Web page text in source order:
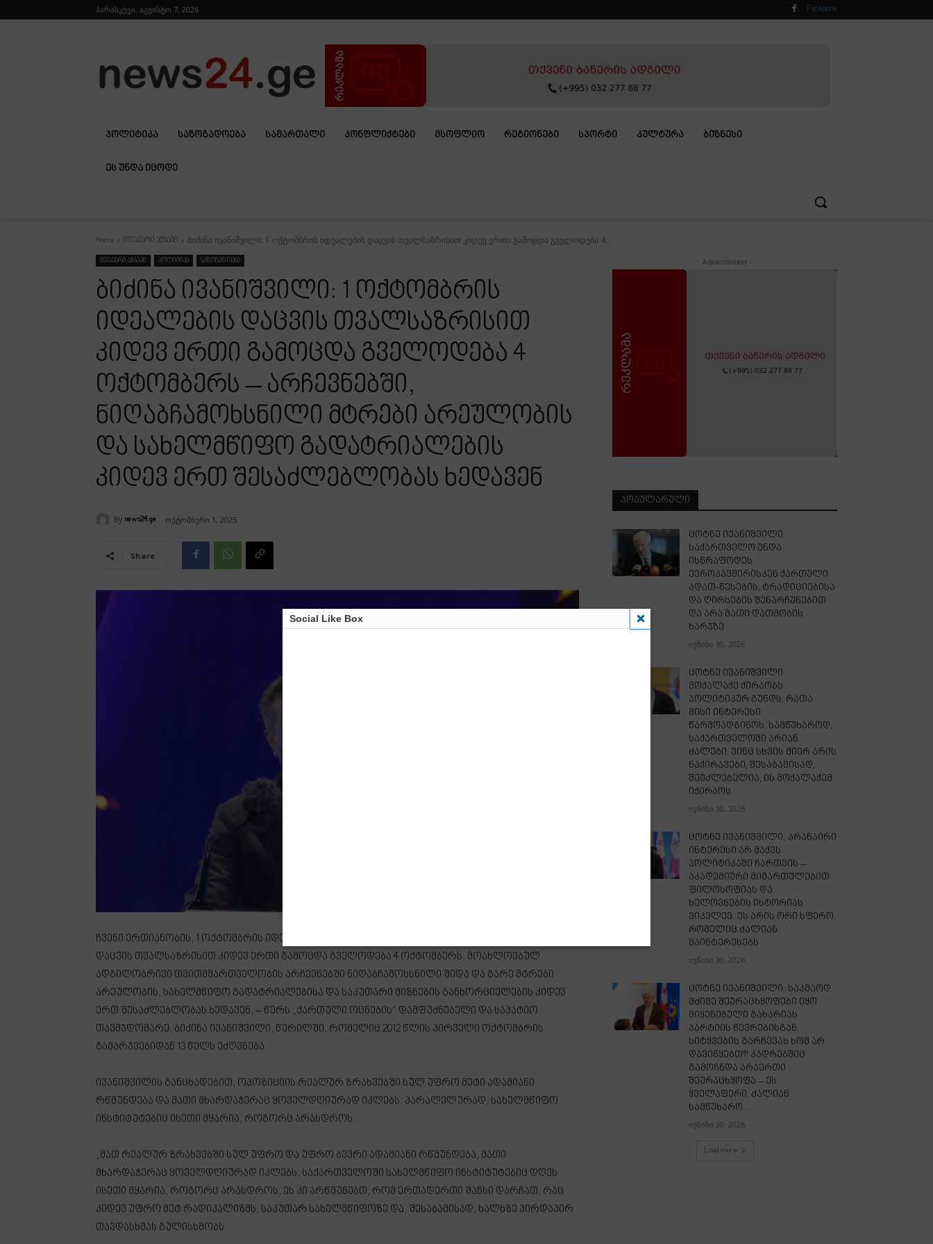
პარასკევი, აგვისტო 7, 2026 Facebook
ᲞᲝᲚᲘᲢᲘᲙᲐ ᲡᲐᲖᲝᲒᲐᲓᲝᲔᲑᲐ ᲡᲐᲛᲐᲠᲗᲐᲚᲘ ᲙᲝᲜᲤᲚᲘᲥᲢᲔᲑᲘ ᲛᲡᲝᲤᲚᲘᲝ ᲠᲔᲒᲘᲝᲜᲔᲑᲘ ᲡᲞᲝᲠᲢᲘ ᲙᲣᲚᲢᲣᲠᲐ ᲑᲘᲖᲜᲔᲡᲘ
ᲔᲡ ᲣᲜᲓᲐ ᲘᲪᲝᲓᲔ
Home მთავარი ამბავი ბიძინა ივანიშვილი: 1 ოქტომბრის იდეალების დაცვის თვალსაზრისით კიდევ ერთი გამოცდა გველოდება 4...
მთავარი ამბავი პოლიტიკა საზოგადოება
ბიძინა ივანიშვილი: 1 ოქტომბრის
იდეალების დაცვის თვალსაზრისით
კიდევ ერთი გამოცდა გველოდება 4
ოქტომბერს – არჩევნებში,
ნიღაბჩამოხსნილი მტრები არეულობის
და სახელმწიფო გადატრიალების
კიდევ ერთ შესაძლებლობას ხედავენ
By news24.ge ოქტომბერი 1, 2025
Share
ჩვენი ერთიანობის, 1 ოქტომბრის იდეალების, განვლილი წლების მონაპოვრისა და მიღწევების
დაცვის თვალსაზრისით კიდევ ერთი გამოცდა გველოდება 4 ოქტომბერს. მოახლოებულ
ადგილობრივი თვითმმართველობის არჩევნებში ნიღაბჩამოხსნილი შიდა და გარე მტრები
არეულობის, სახელმწიფო გადატრიალებისა და საკუთარი მიზნების განხორციელების კიდევ
ერთ შესაძლებლობას ხედავენ, – წერს „ქართული ოცნების“ დამფუძნებელი და საპატიო
თავმჯდომარე, ბიძინა ივანიშვილი, წერილში, რომელიც 2012 წლის პირველი ოქტომბრის
გამარჯვებიდან 13 წელს ეძღვნება.
ივანიშვილის განცხადებით, ოპოზიციის რეალურ ზრახვებში სულ უფრო მეტი ადამიანი
რწმუნდება და მათი მხარდაჭერაც ყოველდღიურად იკლებს, პარალელურად, სახელმწიფო
ინსტიტუტებიც ისეთი მყარია, როგორც არასდროს.
„მათ რეალურ ზრახვებში სულ უფრო და უფრო ბევრი ადამიანი რწმუნდება, მათი
მხარდაჭერაც ყოველდღიურად იკლებს, საქართველოში სახელმწიფო ინსტიტუტებიც დღეს
ისეთი მყარია, როგორც არასდროს, ეს კი არწმუნებთ, რომ ერთადერთი შანსი დარჩათ, რაც
კიდევ უფრო მეტ რადიკალიზმს, საკუთარ სახელმწიფოზე და, შესაბამისად, ხალხზე პირდაპირ
თავდასხმას გულისხმობს.
- Advertisment -
ᲞᲝᲞᲣᲚᲐᲠᲣᲚᲘ
ცოტნე ივანიშვილი:
საქართველო უნდა
ისწრაფოდეს
ევროკავშირისკენ ქართული
ადათ-წესების, ტრადიციებისა
და ღირსების შენარჩუნებით
და არა მათი დათმობის
ხარჯზე
ივნისი 30, 2026
ცოტნე ივანიშვილი:
მოქალაქე ქირაობს
პოლიტიკურ გუნდს, რათა
მისი ინტერესი
წარმოადგინოს, სამწუხაროდ,
საქართველოში არიან
ძალები, ვინც სხვის მიერ არის
ნაქირავები, შესაბამისად,
შეუძლებელია, ის მოქალაქემ
იქირაოს
ივნისი 30, 2026
ცოტნე ივანიშვილი: არანაირი
ინტერესი არ მაქვს
პოლიტიკაში ჩართვის –
აკადემიური მიმართულებით
ფილოსოფიას და
ხელოვნების ისტორიას
ვიკვლევ. ეს არის ორი სფერო,
რომელიც ძალიან
მაინტერესებს
ივნისი 30, 2026
ცოტნე ივანიშვილი: საკმაოდ
მძიმე შეურაცხყოფები იყო
მიყენებული გახარიას
პარტიის წევრებისგან,
სიტყვების გარჩევას ხომ არ
დავიწყებთ?! კადრებშიც
გამოჩნდა არაერთი
შეურაცხყოფა – ეს
ყველაფერი, ძალიან
სამწუხარო...
ივნისი 30, 2026
Load more
Social Like Box